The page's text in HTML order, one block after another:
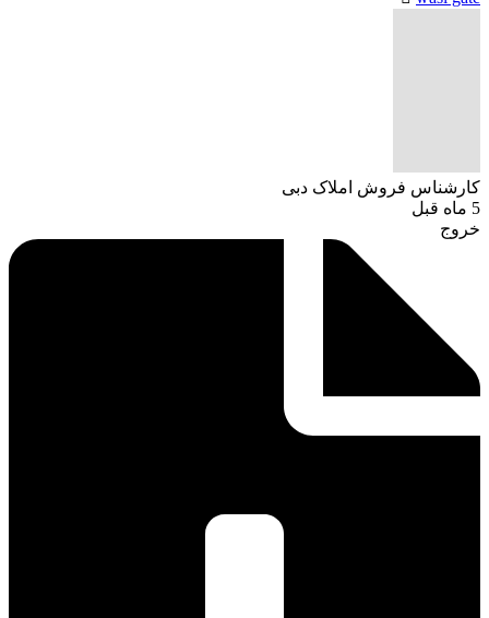
کارشناس فروش املاک دبی
5 ماه قبل
خروج